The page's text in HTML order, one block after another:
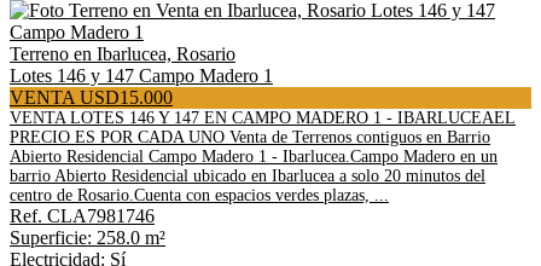
Terreno en Ibarlucea, Rosario
Lotes 146 y 147 Campo Madero 1
VENTA USD15.000
VENTA LOTES 146 Y 147 EN CAMPO MADERO 1 - IBARLUCEAEL
PRECIO ES POR CADA UNO Venta de Terrenos contiguos en Barrio
Abierto Residencial Campo Madero 1 - Ibarlucea.Campo Madero en un
barrio Abierto Residencial ubicado en Ibarlucea a solo 20 minutos del
centro de Rosario.Cuenta con espacios verdes plazas, ...
Ref. CLA7981746
Superficie: 258.0 m²
Electricidad: Sí